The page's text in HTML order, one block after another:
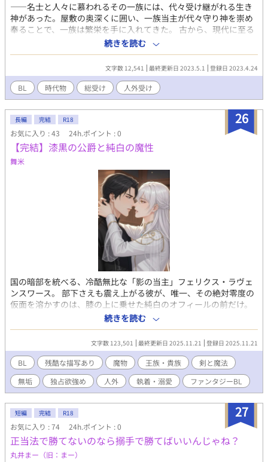
――名士と人々に慕われるその一族には、代々受け継がれる生き
神があった。屋敷の奥深くに囲い、一族当主が代々守り神を崇め
奉ることで、一族は繁栄を手に入れてきた。 古から、現代に至る
まで、永久の中を…。時代の流れに乗り、富を得、名声を得、
数々の裏切りを得、膨れ上がる権力は留まる事を知らなかった。
人外受けのお話です。連載としていますが、全体で12000字ほど
のさらっとした話です。
続きを読む
文字数 12,541 最終更新日 2023.5.1 登録日 2023.4.24
BL 時代物 総受け 人外受け
26
長編 完結 R18
お気に入り : 43 24h.ポイント : 0
【完結】漆黒の公爵と純白の魔性
舞米
国の暗部を統べる、冷酷無比な「影の当主」フェリクス・ラヴェ
ンスワース。 部下さえも震え上がる彼が、唯一、その絶対零度の
仮面を溶かすのは、膝の上に乗せた純白のオフィールの前だけ。
唯一溺愛する純白の愛人オフィールには、「秘密」があった。そ
の正体は、フェリクスだけが知る「白蛇の魔物」。 「お前は、俺
の『至宝』だ」 惜しみない愛と、重すぎる独占欲で、オフィール
を溺愛し、完璧な「鳥かご」で守るフェリクス。 その冷酷な「権
力」は、ただ一人、純白のオフィールを、誰の目にも触れさせぬ
よう「独占」するためだけに使われる。 「その肌に、俺以外の
『熱』を、与えるな」 夜ごと寝室で繰り返される、官能の儀式。
主人の重すぎる独占欲を、オフィールは、最高の「快楽」として
受け入れ、その白い肌を、愛らしい声で喘がせながら、甘く、蕩
けていく。 ＿＿＿＿＿＿＿＿＿＿＿ ⚠︎人外受け
続きを読む
文字数 123,501 最終更新日 2025.11.21 登録日 2025.11.21
BL 残酷な描写あり 魔物 王族・貴族
剣と魔法
無垢
独占欲強め 人外 執着・溺愛 ファンタジーBL
27
短編 完結 R18
お気に入り : 74 24h.ポイント : 0
正当法で勝てないのなら搦手で勝てばいいんじゃね？
丸井まー（旧：まー）